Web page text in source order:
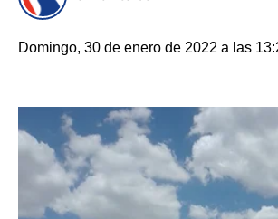
Domingo, 30 de enero de 2022 a las